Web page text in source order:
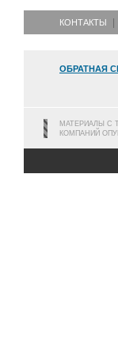
КОНТАКТЫ
ОБРАТНАЯ
МАТЕРИАЛЫ С
КОМПАНИЙ